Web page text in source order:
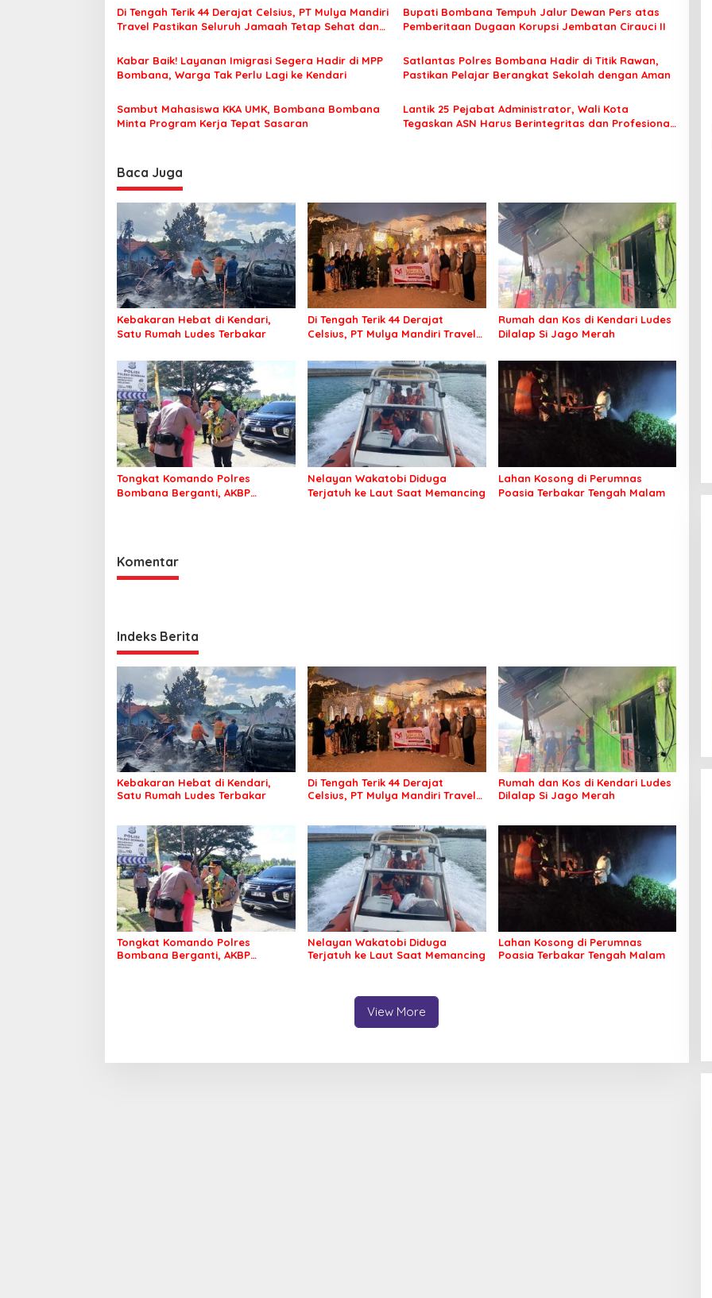
d
a
i
o
s
Di Tengah Terik 44 Derajat Celsius, PT Mulya Mandiri
Travel Pastikan Seluruh Jamaah Tetap Sehat dan
Bupati Bombana Tempuh Jalur Dewan Pers atas
Pemberitaan Dugaan Korupsi Jembatan Cirauci II
Kabar Baik! Layanan Imigrasi Segera Hadir di MPP
Bombana, Warga Tak Perlu Lagi ke Kendari
Satlantas Polres Bombana Hadir di Titik Rawan,
Pastikan Pelajar Berangkat Sekolah dengan Aman
Sambut Mahasiswa KKA UMK, Bombana Bombana
Minta Program Kerja Tepat Sasaran
Lantik 25 Pejabat Administrator, Wali Kota
Tegaskan ASN Harus Berintegritas dan Profesional
Baca Juga
Kebakaran Hebat di Kendari,
Satu Rumah Ludes Terbakar
Di Tengah Terik 44 Derajat
Celsius, PT Mulya Mandiri Travel
Sehat dan Nyaman Beribadah
Rumah dan Kos di Kendari Ludes
Dilalap Si Jago Merah
Tongkat Komando Polres
Bombana Berganti, AKBP
Nelayan Wakatobi Diduga
Terjatuh ke Laut Saat Memancing
Lahan Kosong di Perumnas
Poasia Terbakar Tengah Malam
Komentar
Indeks Berita
Kebakaran Hebat di Kendari,
Satu Rumah Ludes Terbakar
Di Tengah Terik 44 Derajat
Celsius, PT Mulya Mandiri Travel
Rumah dan Kos di Kendari Ludes
Dilalap Si Jago Merah
Tongkat Komando Polres
Bombana Berganti, AKBP
Nelayan Wakatobi Diduga
Terjatuh ke Laut Saat Memancing
Lahan Kosong di Perumnas
Poasia Terbakar Tengah Malam
View More